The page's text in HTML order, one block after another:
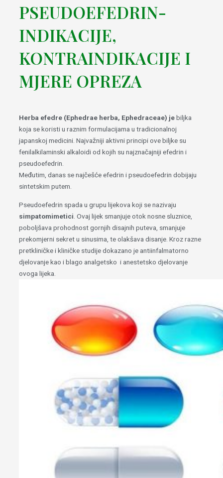
PSEUDOEFEDRIN-
INDIKACIJE,
KONTRAINDIKACIJE I
MJERE OPREZA
Herba efedre (Ephedrae herba, Ephedraceae) jebiljka
koja se koristi u raznim formulacijama u tradicionalnoj
japanskoj medicini. Najvažniji aktivni principi ove biljke su
fenilalkilaminski alkaloidi od kojih su najznačajniji efedrin i
pseudoefedrin.
Međutim, danas se najčešće efedrin i pseudoefedrin dobijaju
sintetskim putem.
Pseudoefedrin spada u grupu lijekova koji se nazivaju
simpatomimetici . Ovaj lijek smanjuje otok nosne sluznice,
poboljšava prohodnost gornjih disajnih puteva, smanjuje
prekomjerni sekret u sinusima, te olakšava disanje. Kroz razne
pretkliničke i kliničke studije dokazano je antiinfalmatorno
djelovanje kao i blago analgetsko i anestetsko djelovanje
ovoga lijeka.